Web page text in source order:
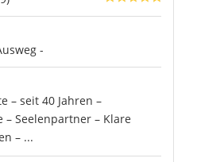
-
– seit 40 Jahren –
– Seelenpartner – Klare
– ...